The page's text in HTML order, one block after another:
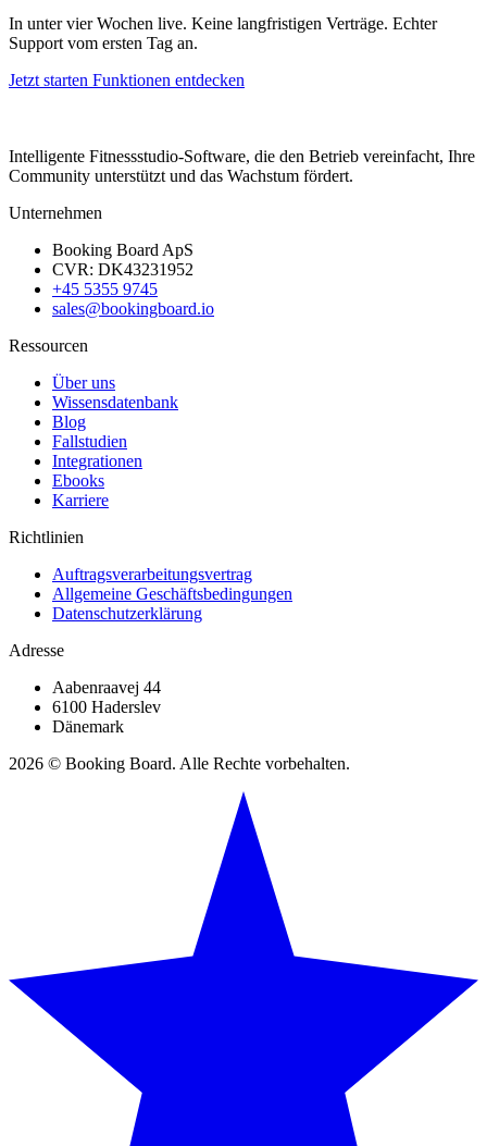
In unter vier Wochen live. Keine langfristigen Verträge. Echter
Support vom ersten Tag an.
Jetzt starten Funktionen entdecken
Intelligente Fitnessstudio-Software, die den Betrieb vereinfacht, Ihre
Community unterstützt und das Wachstum fördert.
Unternehmen
Booking Board ApS
CVR: DK43231952
+45 5355 9745
sales@bookingboard.io
Ressourcen
Über uns
Wissensdatenbank
Blog
Fallstudien
Integrationen
Ebooks
Karriere
Richtlinien
Auftragsverarbeitungsvertrag
Allgemeine Geschäftsbedingungen
Datenschutzerklärung
Adresse
Aabenraavej 44
6100 Haderslev
Dänemark
2026 © Booking Board. Alle Rechte vorbehalten.